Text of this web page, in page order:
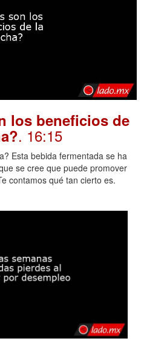
los beneficios de
. 16:15
Esta bebida fermentada se ha
se cree que puede promover
contamos qué tan cierto es.